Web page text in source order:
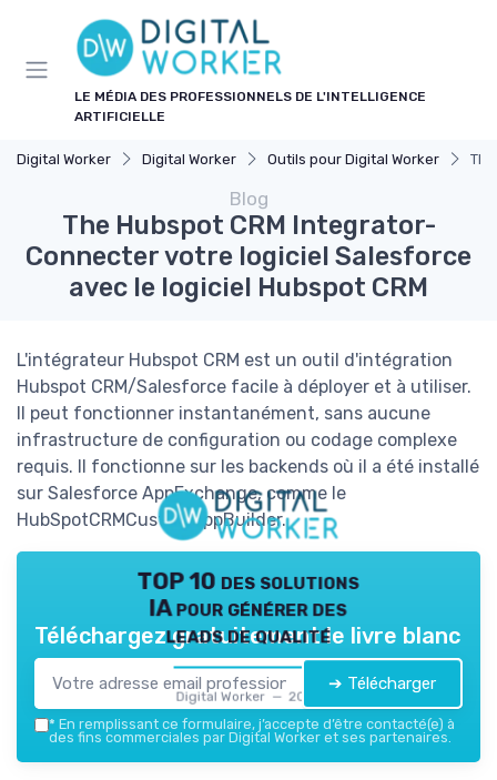
LE MÉDIA DES PROFESSIONNELS DE L'INTELLIGENCE
ARTIFICIELLE
Digital Worker Digital Worker Outils pour Digital Worker
Blog
The Hubspot CRM Integrator-
Connecter votre logiciel Salesforce
avec le logiciel Hubspot CRM
L'intégrateur Hubspot CRM est un outil d'intégration
Hubspot CRM/Salesforce facile à déployer et à utiliser.
Il peut fonctionner instantanément, sans aucune
infrastructure de configuration ou codage complexe
requis. Il fonctionne sur les backends où il a été installé
sur Salesforce AppExchange, comme le
HubSpotCRMCustomAppBuilder.
TOP 10 des solutions
IA pour générer des
leads de qualité
Digital Worker — 2026
Téléchargez gratuitement le livre blanc
➔ Télécharger
* En remplissant ce formulaire, j’accepte d’être contacté(e) à
des fins commerciales par Digital Worker et ses partenaires.